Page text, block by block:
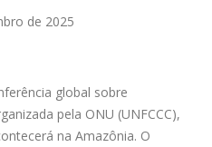
de 2025
global sobre
pela ONU (UNFCCC),
na Amazônia. O